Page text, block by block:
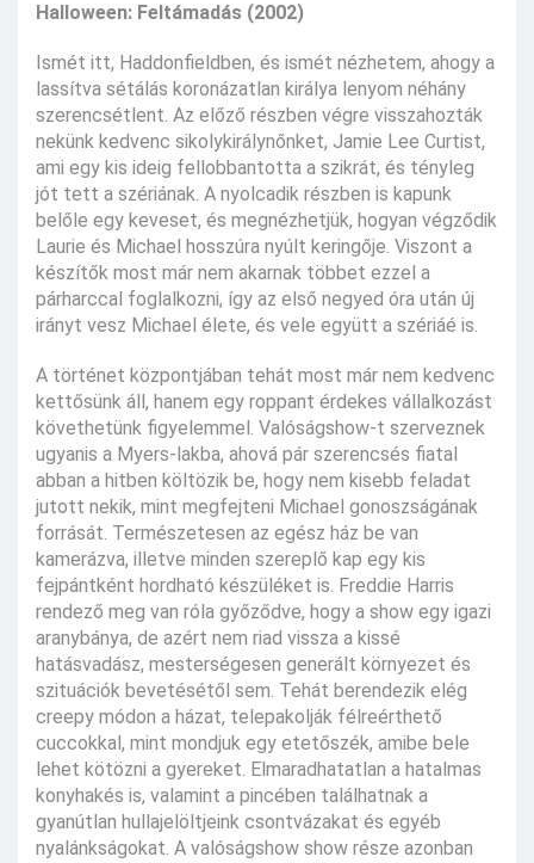
Halloween: Feltámadás (2002)
Ismét itt, Haddonfieldben, és ismét nézhetem, ahogy a
lassítva sétálás koronázatlan királya lenyom néhány
szerencsétlent. Az előző részben végre visszahozták
nekünk kedvenc sikolykirálynőnket, Jamie Lee Curtist,
ami egy kis ideig fellobbantotta a szikrát, és tényleg
jót tett a szériának. A nyolcadik részben is kapunk
belőle egy keveset, és megnézhetjük, hogyan végződik
Laurie és Michael hosszúra nyúlt keringője. Viszont a
készítők most már nem akarnak többet ezzel a
párharccal foglalkozni, így az első negyed óra után új
irányt vesz Michael élete, és vele együtt a szériáé is.
A történet központjában tehát most már nem kedvenc
kettősünk áll, hanem egy roppant érdekes vállalkozást
követhetünk figyelemmel. Valóságshow-t szerveznek
ugyanis a Myers-lakba, ahová pár szerencsés fiatal
abban a hitben költözik be, hogy nem kisebb feladat
jutott nekik, mint megfejteni Michael gonoszságának
forrását. Természetesen az egész ház be van
kamerázva, illetve minden szereplő kap egy kis
fejpántként hordható készüléket is. Freddie Harris
rendező meg van róla győződve, hogy a show egy igazi
aranybánya, de azért nem riad vissza a kissé
hatásvadász, mesterségesen generált környezet és
szituációk bevetésétől sem. Tehát berendezik elég
creepy módon a házat, telepakolják félreérthető
cuccokkal, mint mondjuk egy etetőszék, amibe bele
lehet kötözni a gyereket. Elmaradhatatlan a hatalmas
konyhakés is, valamint a pincében találhatnak a
gyanútlan hullajelöltjeink csontvázakat és egyéb
nyalánkságokat. A valóságshow show része azonban